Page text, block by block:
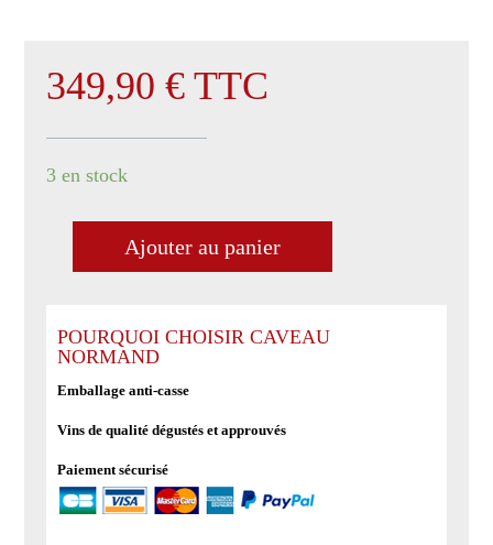
349,90€ TTC
3 en stock
La
Janasse
du-
2019
cuvée
Ajouter au panier
POURQUOI CHOISIR CAVEAU
NORMAND
Emballage anti-casse
Vins de qualité dégustés et approuvés
Paiement sécurisé